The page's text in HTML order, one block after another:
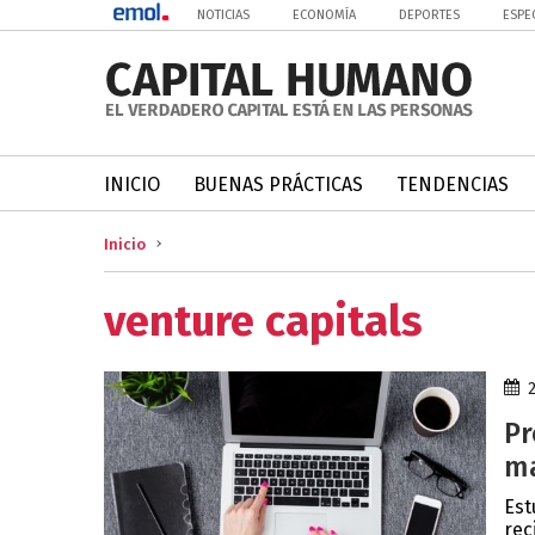
NOTICIAS ECONOMÍA DEPORTES
INICIO BUENAS PRÁCTICAS TENDENCIAS
Inicio
venture capitals